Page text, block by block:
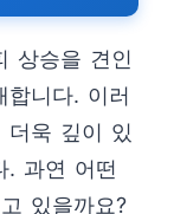
상승을 견인
니다. 이러
더욱 깊이 있
. 과연 어떤
있을까요?